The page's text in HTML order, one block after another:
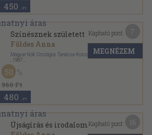
450 ,-Ft
Színésznek született
Földes Anna
Magyar Nők Országos Tanácsa-Kossuth Könyvkiadó
1987
Ragasztott papírkötés
960 Ft
50
480 ,-Ft
Kapható pont:
MEGNÉZEM
Újságírás és irodalomKapható pont: